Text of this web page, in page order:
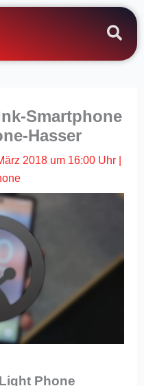
Smartphone
Hasser
2018 um 16:00 Uhr|
Phone